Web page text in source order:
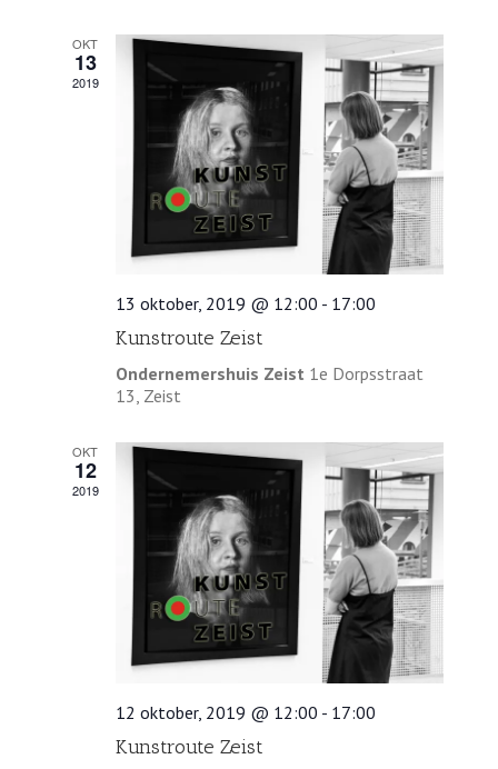
OKT
13
2019
13 oktober, 2019 @ 12:00 - 17:00
Kunstroute Zeist
Ondernemershuis Zeist 1e Dorpsstraat
13, Zeist
OKT
12
2019
12 oktober, 2019 @ 12:00 - 17:00
Kunstroute Zeist